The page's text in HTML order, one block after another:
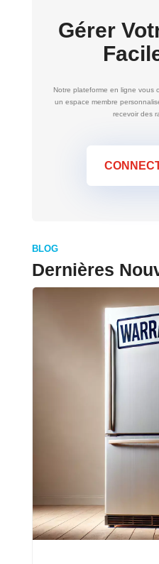
Gérer
Notre plateforme en ligne vous
un espace membre
recevoir des
BLOG
Dernières